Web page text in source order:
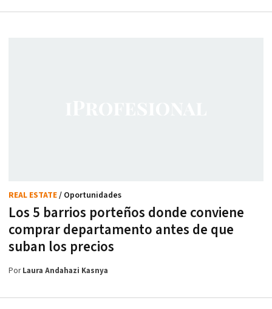
Los 5 barrios porteños donde conviene
comprar departamento antes de que
suban los precios
REAL ESTATE/ Oportunidades
PorLaura Andahazi Kasnya